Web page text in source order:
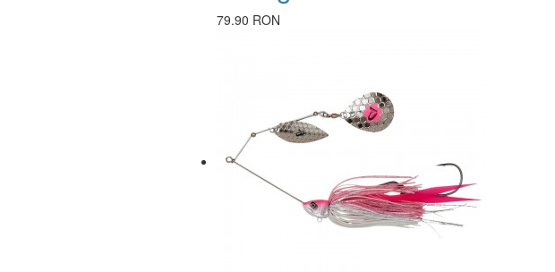
79.90 RON